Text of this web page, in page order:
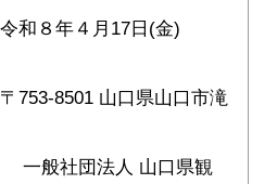
８年４月17日(金)
8501 山口県山口市滝
人 山口県観